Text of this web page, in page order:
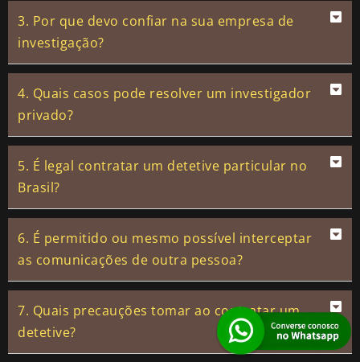
3. Por que devo confiar na sua empresa de
investigação?
4. Quais casos pode resolver um investigador
privado?
5. É legal contratar um detetive particular no
Brasil?
6. É permitido ou mesmo possível interceptar
as comunicações de outra pessoa?
7. Quais precauções tomar ao contratar um
detetive?